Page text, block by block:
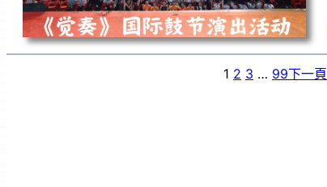
1 2 3 … 99下一頁